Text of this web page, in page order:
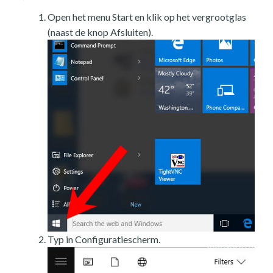
Open het menu Start en klik op het vergrootglas
(naast de knop Afsluiten).
Typ in Configuratiescherm.